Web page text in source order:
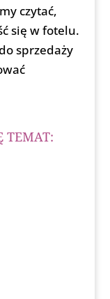
czytać,
się w fotelu.
sprzedaży
TEMAT: